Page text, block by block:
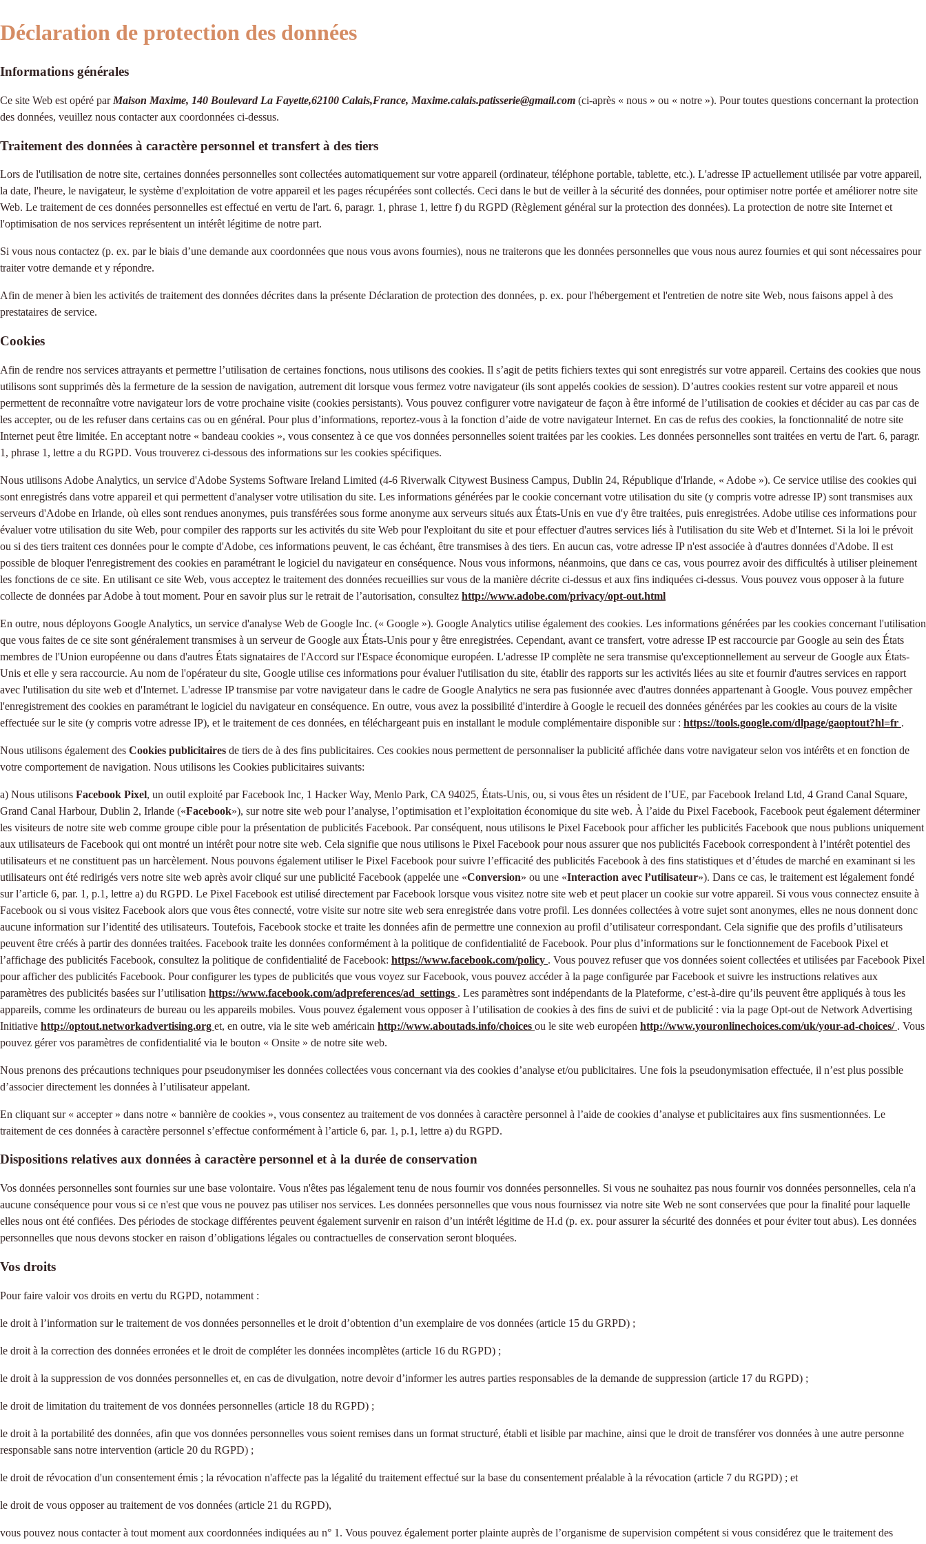
Déclaration de protection des données
Informations générales
Ce site Web est opéré par Maison Maxime, 140 Boulevard La Fayette,62100 Calais,France, Maxime.calais.patisserie@gmail.com (ci-après « nous » ou « notre »). Pour toutes questions concernant la protection
des données, veuillez nous contacter aux coordonnées ci-dessus.
Traitement des données à caractère personnel et transfert à des tiers
Lors de l'utilisation de notre site, certaines données personnelles sont collectées automatiquement sur votre appareil (ordinateur, téléphone portable, tablette, etc.). L'adresse IP actuellement utilisée par votre appareil,
la date, l'heure, le navigateur, le système d'exploitation de votre appareil et les pages récupérées sont collectés. Ceci dans le but de veiller à la sécurité des données, pour optimiser notre portée et améliorer notre site
Web. Le traitement de ces données personnelles est effectué en vertu de l'art. 6, paragr. 1, phrase 1, lettre f) du RGPD (Règlement général sur la protection des données). La protection de notre site Internet et
l'optimisation de nos services représentent un intérêt légitime de notre part.
Si vous nous contactez (p. ex. par le biais d’une demande aux coordonnées que nous vous avons fournies), nous ne traiterons que les données personnelles que vous nous aurez fournies et qui sont nécessaires pour
traiter votre demande et y répondre.
Afin de mener à bien les activités de traitement des données décrites dans la présente Déclaration de protection des données, p. ex. pour l'hébergement et l'entretien de notre site Web, nous faisons appel à des
prestataires de service.
Cookies
Afin de rendre nos services attrayants et permettre l’utilisation de certaines fonctions, nous utilisons des cookies. Il s’agit de petits fichiers textes qui sont enregistrés sur votre appareil. Certains des cookies que nous
utilisons sont supprimés dès la fermeture de la session de navigation, autrement dit lorsque vous fermez votre navigateur (ils sont appelés cookies de session). D’autres cookies restent sur votre appareil et nous
permettent de reconnaître votre navigateur lors de votre prochaine visite (cookies persistants). Vous pouvez configurer votre navigateur de façon à être informé de l’utilisation de cookies et décider au cas par cas de
les accepter, ou de les refuser dans certains cas ou en général. Pour plus d’informations, reportez-vous à la fonction d’aide de votre navigateur Internet. En cas de refus des cookies, la fonctionnalité de notre site
Internet peut être limitée. En acceptant notre « bandeau cookies », vous consentez à ce que vos données personnelles soient traitées par les cookies. Les données personnelles sont traitées en vertu de l'art. 6, paragr.
1, phrase 1, lettre a du RGPD. Vous trouverez ci-dessous des informations sur les cookies spécifiques.
Nous utilisons Adobe Analytics, un service d'Adobe Systems Software Ireland Limited (4-6 Riverwalk Citywest Business Campus, Dublin 24, République d'Irlande, « Adobe »). Ce service utilise des cookies qui
sont enregistrés dans votre appareil et qui permettent d'analyser votre utilisation du site. Les informations générées par le cookie concernant votre utilisation du site (y compris votre adresse IP) sont transmises aux
serveurs d'Adobe en Irlande, où elles sont rendues anonymes, puis transférées sous forme anonyme aux serveurs situés aux États-Unis en vue d'y être traitées, puis enregistrées. Adobe utilise ces informations pour
évaluer votre utilisation du site Web, pour compiler des rapports sur les activités du site Web pour l'exploitant du site et pour effectuer d'autres services liés à l'utilisation du site Web et d'Internet. Si la loi le prévoit
ou si des tiers traitent ces données pour le compte d'Adobe, ces informations peuvent, le cas échéant, être transmises à des tiers. En aucun cas, votre adresse IP n'est associée à d'autres données d'Adobe. Il est
possible de bloquer l'enregistrement des cookies en paramétrant le logiciel du navigateur en conséquence. Nous vous informons, néanmoins, que dans ce cas, vous pourrez avoir des difficultés à utiliser pleinement
les fonctions de ce site. En utilisant ce site Web, vous acceptez le traitement des données recueillies sur vous de la manière décrite ci-dessus et aux fins indiquées ci-dessus. Vous pouvez vous opposer à la future
collecte de données par Adobe à tout moment. Pour en savoir plus sur le retrait de l’autorisation, consultez http://www.adobe.com/privacy/opt-out.html
En outre, nous déployons Google Analytics, un service d'analyse Web de Google Inc. (« Google »). Google Analytics utilise également des cookies. Les informations générées par les cookies concernant l'utilisation
que vous faites de ce site sont généralement transmises à un serveur de Google aux États-Unis pour y être enregistrées. Cependant, avant ce transfert, votre adresse IP est raccourcie par Google au sein des États
membres de l'Union européenne ou dans d'autres États signataires de l'Accord sur l'Espace économique européen. L'adresse IP complète ne sera transmise qu'exceptionnellement au serveur de Google aux États-
Unis et elle y sera raccourcie. Au nom de l'opérateur du site, Google utilise ces informations pour évaluer l'utilisation du site, établir des rapports sur les activités liées au site et fournir d'autres services en rapport
avec l'utilisation du site web et d'Internet. L'adresse IP transmise par votre navigateur dans le cadre de Google Analytics ne sera pas fusionnée avec d'autres données appartenant à Google. Vous pouvez empêcher
l'enregistrement des cookies en paramétrant le logiciel du navigateur en conséquence. En outre, vous avez la possibilité d'interdire à Google le recueil des données générées par les cookies au cours de la visite
effectuée sur le site (y compris votre adresse IP), et le traitement de ces données, en téléchargeant puis en installant le module complémentaire disponible sur : https://tools.google.com/dlpage/gaoptout?hl=fr .
Nous utilisons également des Cookies publicitaires de tiers de à des fins publicitaires. Ces cookies nous permettent de personnaliser la publicité affichée dans votre navigateur selon vos intérêts et en fonction de
votre comportement de navigation. Nous utilisons les Cookies publicitaires suivants:
a) Nous utilisons Facebook Pixel, un outil exploité par Facebook Inc, 1 Hacker Way, Menlo Park, CA 94025, États-Unis, ou, si vous êtes un résident de l’UE, par Facebook Ireland Ltd, 4 Grand Canal Square,
Grand Canal Harbour, Dublin 2, Irlande («Facebook»), sur notre site web pour l’analyse, l’optimisation et l’exploitation économique du site web. À l’aide du Pixel Facebook, Facebook peut également déterminer
les visiteurs de notre site web comme groupe cible pour la présentation de publicités Facebook. Par conséquent, nous utilisons le Pixel Facebook pour afficher les publicités Facebook que nous publions uniquement
aux utilisateurs de Facebook qui ont montré un intérêt pour notre site web. Cela signifie que nous utilisons le Pixel Facebook pour nous assurer que nos publicités Facebook correspondent à l’intérêt potentiel des
utilisateurs et ne constituent pas un harcèlement. Nous pouvons également utiliser le Pixel Facebook pour suivre l’efficacité des publicités Facebook à des fins statistiques et d’études de marché en examinant si les
utilisateurs ont été redirigés vers notre site web après avoir cliqué sur une publicité Facebook (appelée une «Conversion» ou une «Interaction avec l’utilisateur»). Dans ce cas, le traitement est légalement fondé
sur l’article 6, par. 1, p.1, lettre a) du RGPD. Le Pixel Facebook est utilisé directement par Facebook lorsque vous visitez notre site web et peut placer un cookie sur votre appareil. Si vous vous connectez ensuite à
Facebook ou si vous visitez Facebook alors que vous êtes connecté, votre visite sur notre site web sera enregistrée dans votre profil. Les données collectées à votre sujet sont anonymes, elles ne nous donnent donc
aucune information sur l’identité des utilisateurs. Toutefois, Facebook stocke et traite les données afin de permettre une connexion au profil d’utilisateur correspondant. Cela signifie que des profils d’utilisateurs
peuvent être créés à partir des données traitées. Facebook traite les données conformément à la politique de confidentialité de Facebook. Pour plus d’informations sur le fonctionnement de Facebook Pixel et
l’affichage des publicités Facebook, consultez la politique de confidentialité de Facebook: https://www.facebook.com/policy . Vous pouvez refuser que vos données soient collectées et utilisées par Facebook Pixel
pour afficher des publicités Facebook. Pour configurer les types de publicités que vous voyez sur Facebook, vous pouvez accéder à la page configurée par Facebook et suivre les instructions relatives aux
paramètres des publicités basées sur l’utilisation https://www.facebook.com/adpreferences/ad_settings . Les paramètres sont indépendants de la Plateforme, c’est-à-dire qu’ils peuvent être appliqués à tous les
appareils, comme les ordinateurs de bureau ou les appareils mobiles. Vous pouvez également vous opposer à l’utilisation de cookies à des fins de suivi et de publicité : via la page Opt-out de Network Advertising
Initiative http://optout.networkadvertising.org et, en outre, via le site web américain http://www.aboutads.info/choices ou le site web européen http://www.youronlinechoices.com/uk/your-ad-choices/ . Vous
pouvez gérer vos paramètres de confidentialité via le bouton « Onsite » de notre site web.
Nous prenons des précautions techniques pour pseudonymiser les données collectées vous concernant via des cookies d’analyse et/ou publicitaires. Une fois la pseudonymisation effectuée, il n’est plus possible
d’associer directement les données à l’utilisateur appelant.
En cliquant sur « accepter » dans notre « bannière de cookies », vous consentez au traitement de vos données à caractère personnel à l’aide de cookies d’analyse et publicitaires aux fins susmentionnées. Le
traitement de ces données à caractère personnel s’effectue conformément à l’article 6, par. 1, p.1, lettre a) du RGPD.
Dispositions relatives aux données à caractère personnel et à la durée de conservation
Vos données personnelles sont fournies sur une base volontaire. Vous n'êtes pas légalement tenu de nous fournir vos données personnelles. Si vous ne souhaitez pas nous fournir vos données personnelles, cela n'a
aucune conséquence pour vous si ce n'est que vous ne pouvez pas utiliser nos services. Les données personnelles que vous nous fournissez via notre site Web ne sont conservées que pour la finalité pour laquelle
elles nous ont été confiées. Des périodes de stockage différentes peuvent également survenir en raison d’un intérêt légitime de H.d (p. ex. pour assurer la sécurité des données et pour éviter tout abus). Les données
personnelles que nous devons stocker en raison d’obligations légales ou contractuelles de conservation seront bloquées.
Vos droits
Pour faire valoir vos droits en vertu du RGPD, notamment :
le droit à l’information sur le traitement de vos données personnelles et le droit d’obtention d’un exemplaire de vos données (article 15 du GRPD) ;
le droit à la correction des données erronées et le droit de compléter les données incomplètes (article 16 du RGPD) ;
le droit à la suppression de vos données personnelles et, en cas de divulgation, notre devoir d’informer les autres parties responsables de la demande de suppression (article 17 du RGPD) ;
le droit de limitation du traitement de vos données personnelles (article 18 du RGPD) ;
le droit à la portabilité des données, afin que vos données personnelles vous soient remises dans un format structuré, établi et lisible par machine, ainsi que le droit de transférer vos données à une autre personne
responsable sans notre intervention (article 20 du RGPD) ;
le droit de révocation d'un consentement émis ; la révocation n'affecte pas la légalité du traitement effectué sur la base du consentement préalable à la révocation (article 7 du RGPD) ; et
le droit de vous opposer au traitement de vos données (article 21 du RGPD),
vous pouvez nous contacter à tout moment aux coordonnées indiquées au n° 1. Vous pouvez également porter plainte auprès de l’organisme de supervision compétent si vous considérez que le traitement des